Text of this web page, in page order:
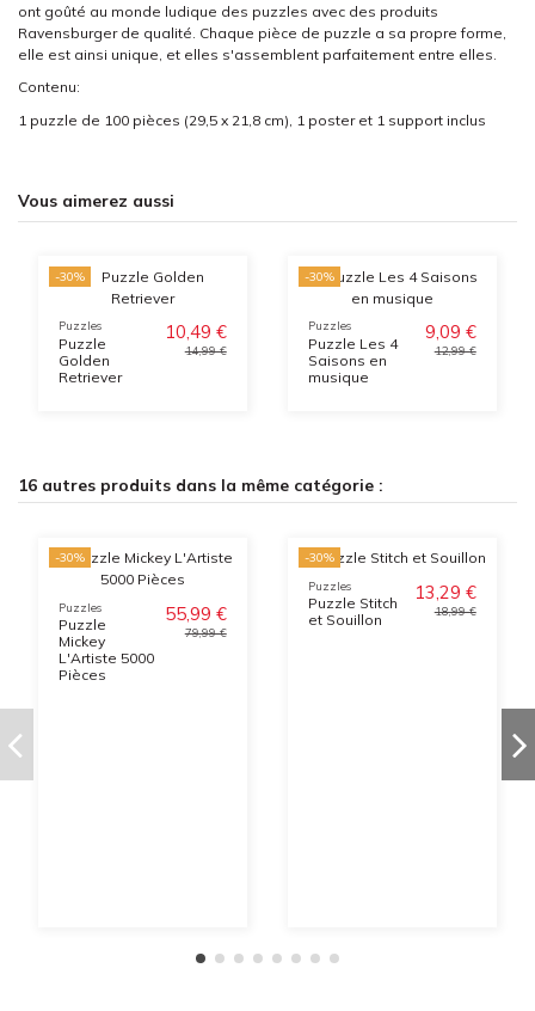
ont goûté au monde ludique des puzzles avec des produits
Ravensburger de qualité. Chaque pièce de puzzle a sa propre forme,
elle est ainsi unique, et elles s'assemblent parfaitement entre elles.
Contenu:
1 puzzle de 100 pièces (29,5 x 21,8 cm), 1 poster et 1 support inclus
Vous aimerez aussi
-30%
Puzzles
Puzzle
Golden
Retriever
10,49 €
14,99 €
-30%
Puzzles
Puzzle Les 4
Saisons en
musique
9,09 €
12,99 €
16 autres produits dans la même catégorie :
-30%
Puzzles
Puzzle
Mickey
L'Artiste 5000
Pièces
55,99 €
79,99 €
-30%
Puzzles
Puzzle Stitch
et Souillon
13,29 €
18,99 €